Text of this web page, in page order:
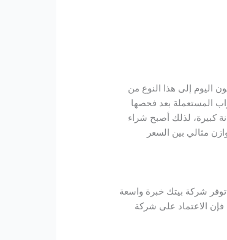
اليوم إلى هذا النوع من
المستعملة بعد فحصها
كبيرة، لذلك أصبح شراء
مثالي بين السعر
توفر شركة بيتك خبرة واسعة
الاعتماد على شركة